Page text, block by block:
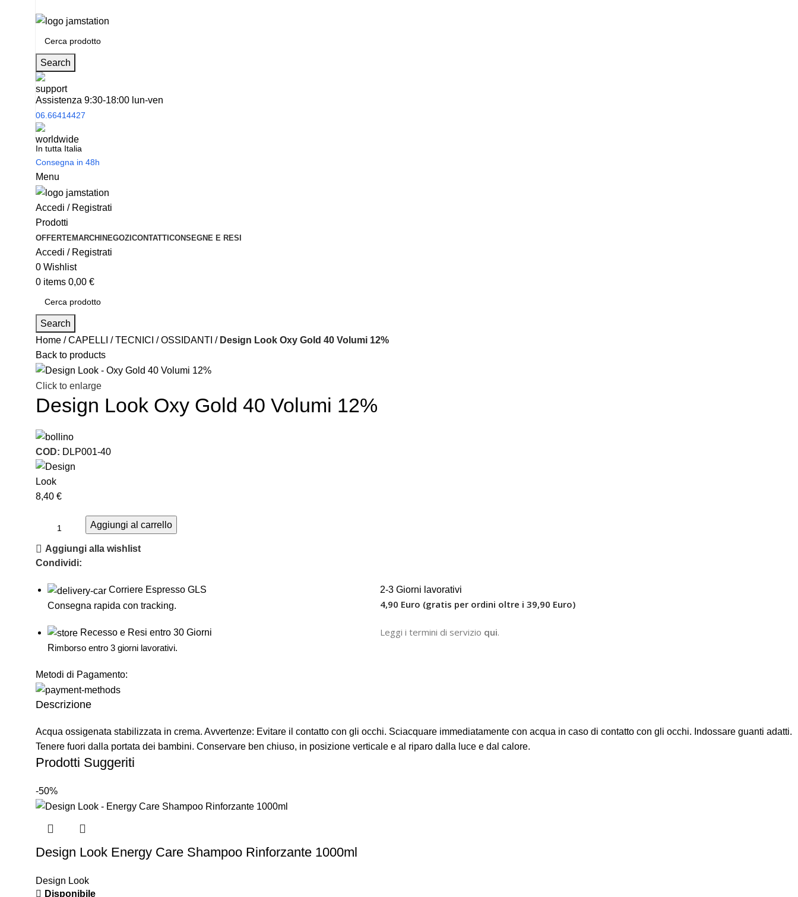
Search
Assistenza 9:30-18:00 lun-ven
06.66414427
In tutta Italia
Consegna in 48h
Menu
Accedi / Registrati
Prodotti
OFFERTEMARCHINEGOZICONTATTICONSEGNE E RESI
Accedi / Registrati
0 Wishlist
0 items 0,00 €
Search
Home
CAPELLI TECNICI OSSIDANTI
Design Look Oxy Gold 40 Volumi 12%
Back to products
Click to enlarge
Design Look Oxy Gold 40 Volumi 12%
COD: DLP001-40
8,40 €
Aggiungi al carrello
Aggiungi alla wishlist
Condividi:
Corriere Espresso GLS
Consegna rapida con tracking.
2-3 Giorni lavorativi
4,90 Euro (gratis per ordini oltre i 39,90 Euro)
Recesso e Resi entro 30 Giorni
Rimborso entro 3 giorni lavorativi.
Leggi i termini di servizio qui.
Metodi di Pagamento:
Descrizione
Acqua ossigenata stabilizzata in crema. Avvertenze: Evitare il contatto con gli occhi. Sciacquare immediatamente con acqua in caso di contatto con gli occhi. Indossare guanti adatti.
Tenere fuori dalla portata dei bambini. Conservare ben chiuso, in posizione verticale e al riparo dalla luce e dal calore.
Prodotti Suggeriti
-50%
Design Look Energy Care Shampoo Rinforzante 1000ml
Design Look
Disponibile